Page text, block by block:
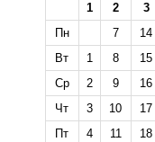
1 2 3
Пн
7 14
Вт
1 8 15
Ср
2 9 16
Чт
3 10 17
Пт
4 11 18